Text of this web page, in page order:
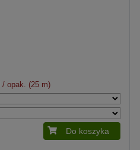
/ opak. (25 m)
Do koszyka